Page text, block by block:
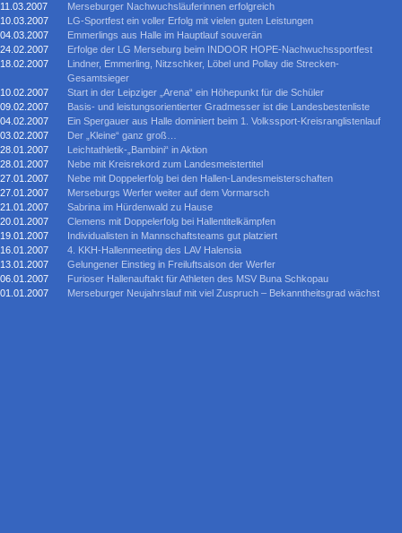
11.03.2007
Merseburger Nachwuchsläuferinnen erfolgreich
10.03.2007
LG-Sportfest ein voller Erfolg mit vielen guten Leistungen
04.03.2007
Emmerlings aus Halle im Hauptlauf souverän
24.02.2007
Erfolge der LG Merseburg beim INDOOR HOPE-Nachwuchssportfest
18.02.2007
Lindner, Emmerling, Nitzschker, Löbel und Pollay die Strecken-
Gesamtsieger
10.02.2007
Start in der Leipziger „Arena“ ein Höhepunkt für die Schüler
09.02.2007
Basis- und leistungsorientierter Gradmesser ist die Landesbestenliste
04.02.2007
Ein Spergauer aus Halle dominiert beim 1. Volkssport-Kreisranglistenlauf
03.02.2007
Der „Kleine“ ganz groß…
28.01.2007
Leichtathletik-„Bambini“ in Aktion
28.01.2007
Nebe mit Kreisrekord zum Landesmeistertitel
27.01.2007
Nebe mit Doppelerfolg bei den Hallen-Landesmeisterschaften
27.01.2007
Merseburgs Werfer weiter auf dem Vormarsch
21.01.2007
Sabrina im Hürdenwald zu Hause
20.01.2007
Clemens mit Doppelerfolg bei Hallentitelkämpfen
19.01.2007
Individualisten in Mannschaftsteams gut platziert
16.01.2007
4. KKH-Hallenmeeting des LAV Halensia
13.01.2007
Gelungener Einstieg in Freiluftsaison der Werfer
06.01.2007
Furioser Hallenauftakt für Athleten des MSV Buna Schkopau
01.01.2007
Merseburger Neujahrslauf mit viel Zuspruch – Bekanntheitsgrad wächst